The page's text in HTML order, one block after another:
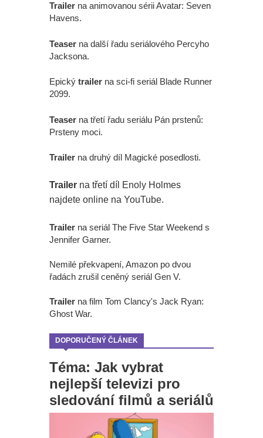
Trailer na animovanou sérii Avatar: Seven
Havens.
Teaser na další řadu seriálového Percyho
Jacksona.
Epický trailer na sci-fi seriál Blade Runner
2099.
Teaser na třetí řadu seriálu Pán prstenů:
Prsteny moci.
Trailer na druhý díl Magické posedlosti.
Trailer na třetí díl Enoly Holmes
najdete online na YouTube.
Trailer na seriál The Five Star Weekend s
Jennifer Garner.
Nemilé překvapení, Amazon po dvou
řadách zrušil ceněný seriál Gen V.
Trailer na film Tom Clancy's Jack Ryan:
Ghost War.
DOPORUČENÝ ČLÁNEK
Téma: Jak vybrat
nejlepší televizi pro
sledování filmů a seriálů